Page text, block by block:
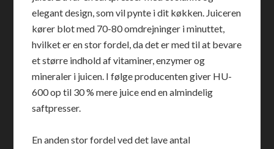
elegant design, som vil pynte i dit køkken. Juiceren
kører blot med 70-80 omdrejninger i minuttet,
hvilket er en stor fordel, da det er med til at bevare
et større indhold af vitaminer, enzymer og
mineraler i juicen. I følge producenten giver HU-
600 op til 30 % mere juice end en almindelig
saftpresser.
En anden stor fordel ved det lave antal